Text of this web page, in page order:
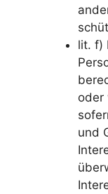
lit. f)
oder
und